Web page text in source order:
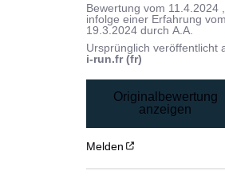
Bewertung vom 11.4.2024
infolge einer Erfahrung
19.3.2024 durchA.A.
Ursprünglich veröffentlicht
i-run.fr (fr)
Originalbewertung
anzeigen
Melden